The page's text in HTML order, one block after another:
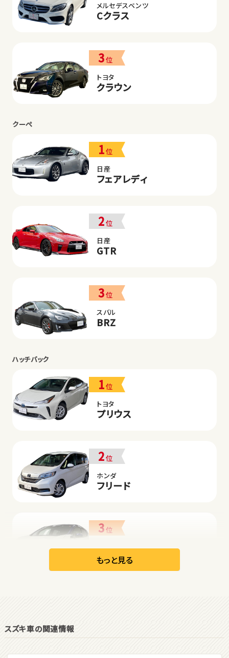
メルセデスベンツ
Cクラス
3位
トヨタ
クラウン
クーペ
1位
日産
フェアレディ
2位
日産
GTR
3位
スバル
BRZ
ハッチバック
1位
トヨタ
プリウス
2位
ホンダ
フリード
3位
日産
リーフ
ダイハツ
もっと見る
スズキ車の関連情報